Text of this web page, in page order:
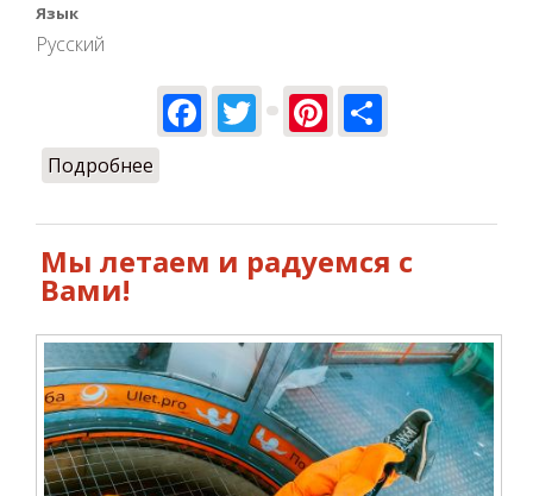
Язык
Русский
Facebook
TwitterPinterest
Подробнее
Мы летаем и радуемся с
Вами!